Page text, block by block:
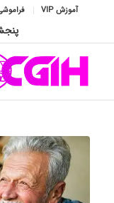
آموزش VIP